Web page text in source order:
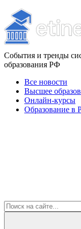
События и тренды
образования РФ
Все новости
Высшее
Онлайн-курсы
Образование в